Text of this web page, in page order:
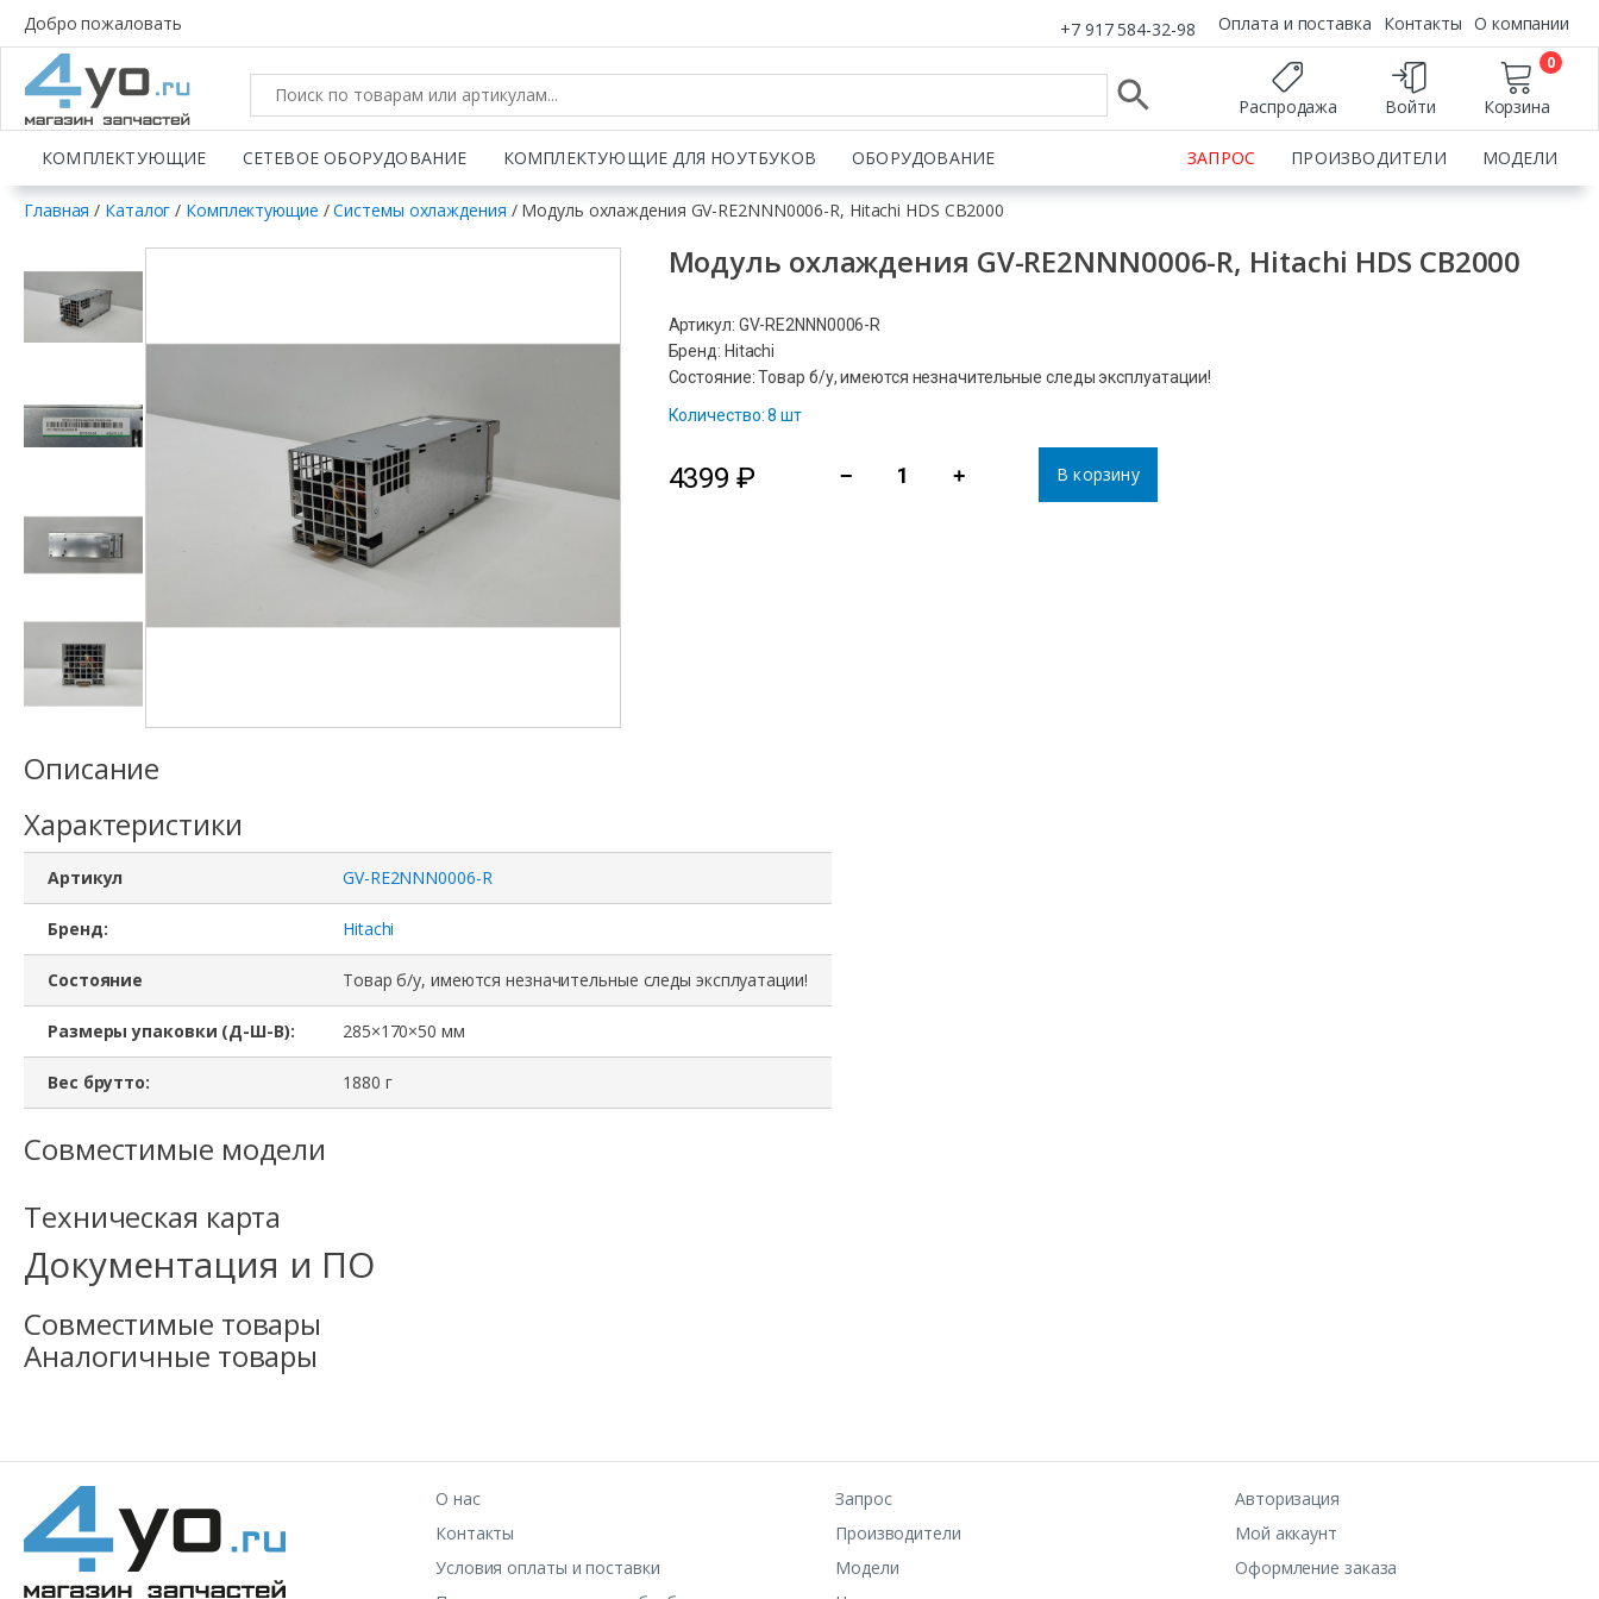
Добро пожаловать +7 917 584-32-98 Оплата и поставка Контакты О компании
Распродажа Войти Корзина
0
КОМПЛЕКТУЮЩИЕ СЕТЕВОЕ ОБОРУДОВАНИЕ КОМПЛЕКТУЮЩИЕ ДЛЯ НОУТБУКОВ ОБОРУДОВАНИЕ ЗАПРОС ПРОИЗВОДИТЕЛИ МОДЕЛИ
Главная / Каталог / Комплектующие /Системы охлаждения / Модуль охлаждения GV-RE2NNN0006-R, Hitachi HDS CB2000
Модуль охлаждения GV-RE2NNN0006-R, Hitachi HDS CB2000
Артикул: GV-RE2NNN0006-R
Бренд: Hitachi
Состояние: Товар б/у, имеются незначительные следы эксплуатации!
Количество: 8 шт
4399₽ −
Количество+ В корзину
Описание
Характеристики
Артикул GV-RE2NNN0006-R
Бренд: Hitachi
Состояние Товар б/у, имеются незначительные следы эксплуатации!
Размеры упаковки (Д-Ш-В): 285×170×50 мм
Вес брутто: 1880 г
Совместимые модели
Техническая карта
Документация и ПО
Совместимые товары
Аналогичные товары
О нас
Контакты
Условия оплаты и поставки
Запрос
Производители
Модели
Авторизация
Мой аккаунт
Оформление заказа